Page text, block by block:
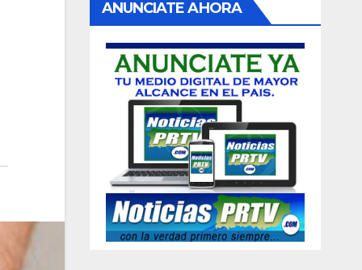
ANUNCIATE AHORA